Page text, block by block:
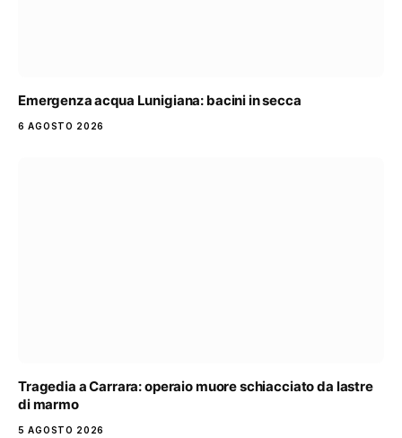
Emergenza acqua Lunigiana: bacini in secca
6 AGOSTO 2026
Tragedia a Carrara: operaio muore schiacciato da lastre
di marmo
5 AGOSTO 2026